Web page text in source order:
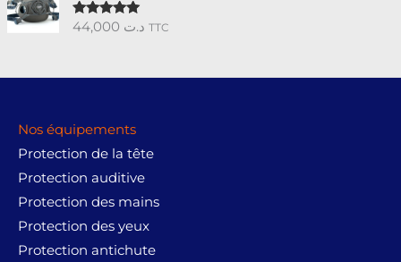
Note5.00د.ت TTC
Nos équipements
Protection de la tête
Protection auditive
Protection des mains
Protection des yeux
Protection antichute